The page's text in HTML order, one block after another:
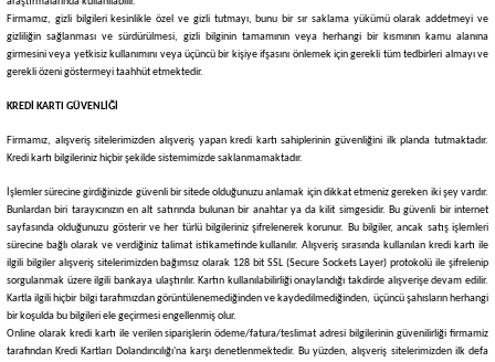
Firmamız, gizli bilgileri kesinlikle özel ve gizli tutmayı, bunu bir sır saklama yükümü olarak addetmeyi ve
gizliliğin sağlanması ve sürdürülmesi, gizli bilginin tamamının veya herhangi bir kısmının kamu alanına
girmesini veya yetkisiz kullanımını veya üçüncü bir kişiye ifşasını önlemek için gerekli tüm tedbirleri almayı ve
gerekli özeni göstermeyi taahhüt etmektedir.
KREDİ KARTI GÜVENLİĞİ
Firmamız, alışveriş sitelerimizden alışveriş yapan kredi kartı sahiplerinin güvenliğini ilk planda tutmaktadır.
Kredi kartı bilgileriniz hiçbir şekilde sistemimizde saklanmamaktadır.
İşlemler sürecine girdiğinizde güvenli bir sitede olduğunuzu anlamak için dikkat etmeniz gereken iki şey vardır.
Bunlardan biri tarayıcınızın en alt satırında bulunan bir anahtar ya da kilit simgesidir. Bu güvenli bir internet
sayfasında olduğunuzu gösterir ve her türlü bilgileriniz şifrelenerek korunur. Bu bilgiler, ancak satış işlemleri
sürecine bağlı olarak ve verdiğiniz talimat istikametinde kullanılır. Alışveriş sırasında kullanılan kredi kartı ile
ilgili bilgiler alışveriş sitelerimizden bağımsız olarak 128 bit SSL (Secure Sockets Layer) protokolü ile şifrelenip
sorgulanmak üzere ilgili bankaya ulaştırılır. Kartın kullanılabilirliği onaylandığı takdirde alışverişe devam edilir.
Kartla ilgili hiçbir bilgi tarafımızdan görüntülenemediğinden ve kaydedilmediğinden, üçüncü şahısların herhangi
bir koşulda bu bilgileri ele geçirmesi engellenmiş olur.
Online olarak kredi kartı ile verilen siparişlerin ödeme/fatura/teslimat adresi bilgilerinin güvenilirliği firmamiz
tarafından Kredi Kartları Dolandırıcılığı'na karşı denetlenmektedir. Bu yüzden, alışveriş sitelerimizden ilk defa